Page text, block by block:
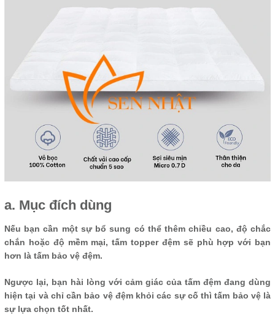
a. Mục đích dùng
Nếu bạn cần một sự bổ sung có thể thêm chiều cao, độ chắc
chắn hoặc độ mềm mại, tấm topper đệm sẽ phù hợp với bạn
hơn là tấm bảo vệ đệm.
Ngược lại, bạn hài lòng với cảm giác của tấm đệm đang dùng
hiện tại và chỉ cần bảo vệ đệm khỏi các sự cố thì tấm bảo vệ là
sự lựa chọn tốt nhất.